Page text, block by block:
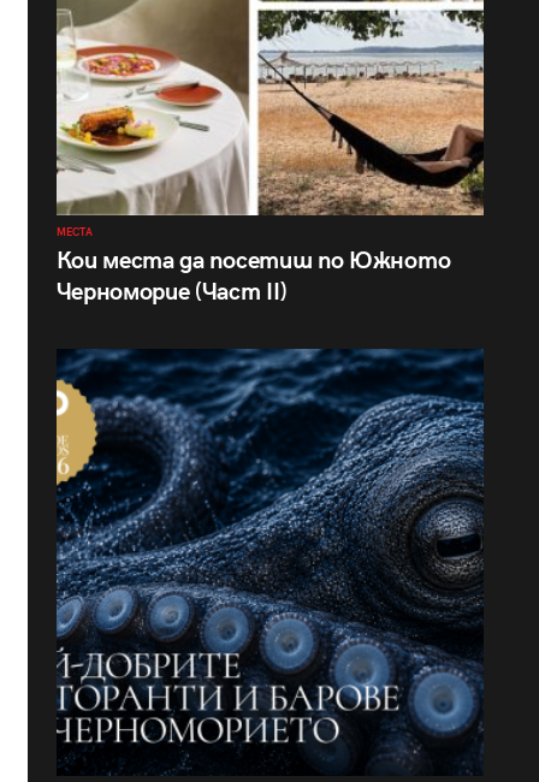
МЕСТА
Кои места да посетиш по Южното
Черноморие (Част II)